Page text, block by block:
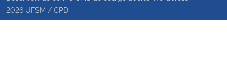
2026 UFSM / CPD